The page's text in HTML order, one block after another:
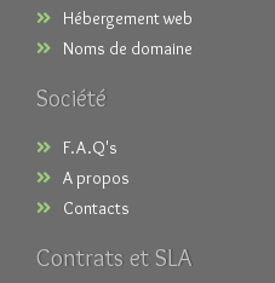
Hébergement web
Noms de domaine
Société
F.A.Q's
A propos
Contacts
Contrats et SLA